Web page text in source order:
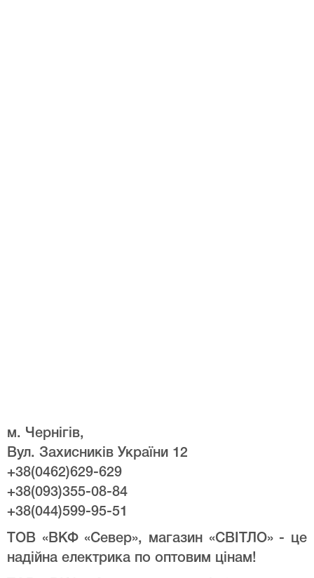
м. Чернігів,
Вул. Захисників України 12
+38(0462)629-629
+38(093)355-08-84
+38(044)599-95-51
ТОВ «ВКФ «Север», магазин «СВІТЛО» - це
надійна електрика по оптовим цінам!